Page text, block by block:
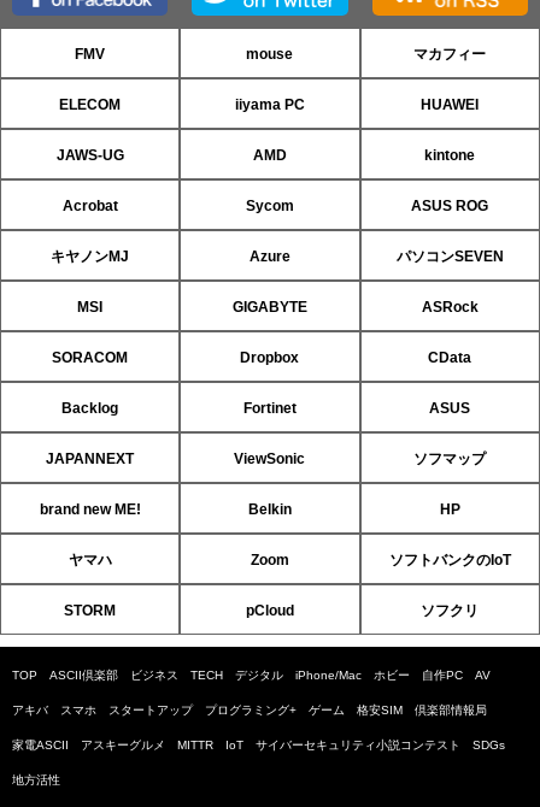
FMV mouse マカフィー
ELECOM iiyama PC HUAWEI
JAWS-UG AMD kintone
Acrobat Sycom ASUS ROG
キヤノンMJ Azure パソコンSEVEN
MSI GIGABYTE ASRock
SORACOM Dropbox CData
Backlog Fortinet ASUS
JAPANNEXT ViewSonic ソフマップ
brand new ME! Belkin HP
ヤマハ Zoom ソフトバンクのIoT
STORM pCloud ソフクリ
TOP ASCII倶楽部 ビジネス TECH デジタル iPhone/Mac ホビー 自作PC AV
アキバ スマホ スタートアップ プログラミング+ ゲーム 格安SIM 倶楽部情報局
家電ASCII アスキーグルメ MITTR IoT サイバーセキュリティ小説コンテスト SDGs
地方活性